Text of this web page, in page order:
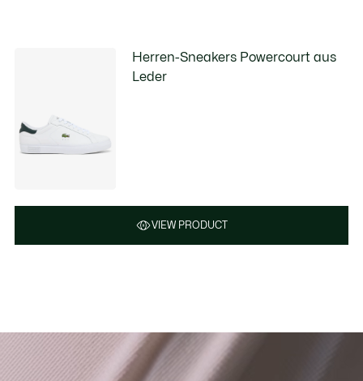
Herren-Sneakers Powercourt aus
Leder
VIEW PRODUCT